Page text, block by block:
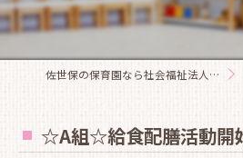
佐世保の保育園なら社会福祉法人恵光園福祉会花高保育園
☆A組☆給食配膳活動開